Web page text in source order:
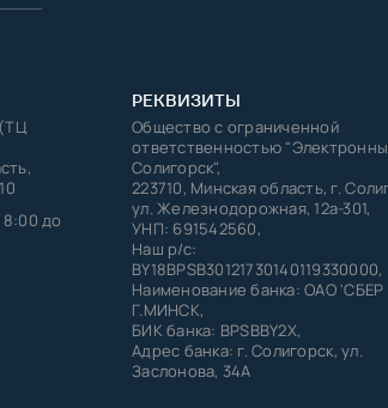
8:00 до
РЕКВИЗИТЫ
Общество с ограниченной
ответственностью
Солигорск",
223710, Минская область, г.
ул. Железнодорожная, 12а-301,
УНП: 691542560,
Наш р/с:
BY18BPSB30121730140119330000,
Наименование банка: ОАО
Г.МИНСК,
БИК банка: BPSBBY2X,
Адрес банка: г. Солигорск, ул.
Заслонова, 34А